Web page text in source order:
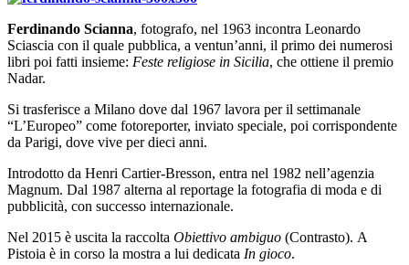
Ferdinando Scianna, fotografo, nel 1963 incontra Leonardo
Sciascia con il quale pubblica, a ventun’anni, il primo dei numerosi
libri poi fatti insieme: Feste religiose in Sicilia, che ottiene il premio
Nadar.
Si trasferisce a Milano dove dal 1967 lavora per il settimanale
“L’Europeo” come fotoreporter, inviato speciale, poi corrispondente
da Parigi, dove vive per dieci anni.
Introdotto da Henri Cartier-Bresson, entra nel 1982 nell’agenzia
Magnum. Dal 1987 alterna al reportage la fotografia di moda e di
pubblicità, con successo internazionale.
Nel 2015 è uscita la raccolta Obiettivo ambiguo (Contrasto). A
Pistoia è in corso la mostra a lui dedicata In gioco.